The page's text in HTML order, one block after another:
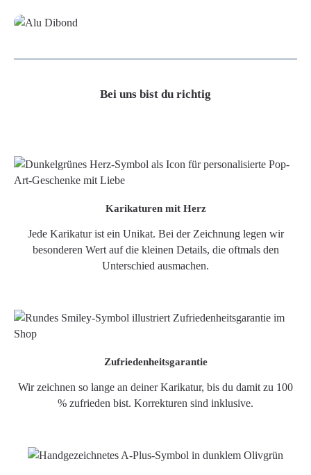
Bei uns bist du richtig
Karikaturen mit Herz
Jede Karikatur ist ein Unikat. Bei der Zeichnung legen wir
besonderen Wert auf die kleinen Details, die oftmals den
Unterschied ausmachen.
Zufriedenheitsgarantie
Wir zeichnen so lange an deiner Karikatur, bis du damit zu 100
% zufrieden bist. Korrekturen sind inklusive.